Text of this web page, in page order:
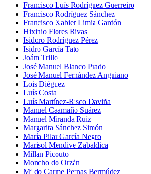
Francisco Luís Rodríguez Guerreiro
Francisco Rodríguez Sánchez
Francisco Xabier Limia Gardón
Hixinio Flores Rivas
Isidoro Rodríguez Pérez
Isidro García Tato
Joám Trillo
José Manuel Blanco Prado
José Manuel Fernández Anguiano
Lois Diéguez
Luís Costa
Luís Martínez-Risco Daviña
Manuel Caamaño Suárez
Manuel Miranda Ruiz
Margarita Sánchez Simón
María Pilar García Negro
Marisol Mendive Zabaldica
Millán Picouto
Moncho do Orzán
Mª do Carme Pernas Bermúdez